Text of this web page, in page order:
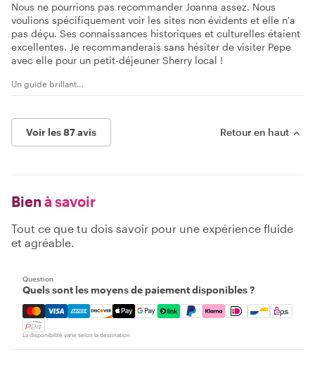
Nous ne pourrions pas recommander Joanna assez. Nous
voulions spécifiquement voir les sites non évidents et elle n'a
pas déçu. Ses connaissances historiques et culturelles étaient
excellentes. Je recommanderais sans hésiter de visiter Pepe
avec elle pour un petit-déjeuner Sherry local !
Un guide brillant…
Voir les 87 avis Retour en haut
Bien à savoir
Tout ce que tu dois savoir pour une expérience fluide
et agréable.
Question
Quels sont les moyens de paiement disponibles ?
Mastercard, Visa, Amex, Discover, Apple Pay, Google
La disponibilité varie selon la destination